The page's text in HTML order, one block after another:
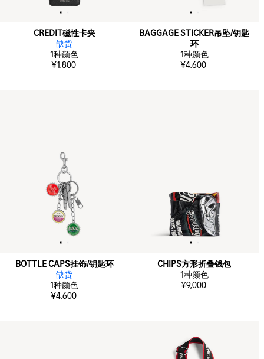
CREDIT磁性卡夹
缺货
1种颜色
¥1,800
BAGGAGE STICKER吊坠/钥匙
环
1种颜色
¥4,600
BOTTLE CAPS挂饰/钥匙环
缺货
1种颜色
¥4,600
CHIPS方形折叠钱包
1种颜色
¥9,000